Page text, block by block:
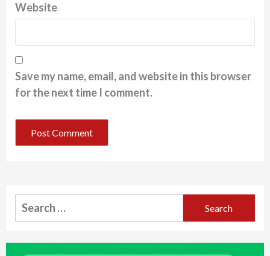
Website
Save my name, email, and website in this browser
for the next time I comment.